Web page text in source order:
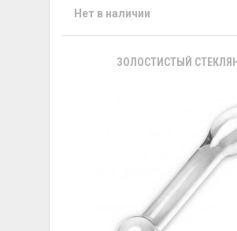
Нет в наличии
ЗОЛОСТИСТЫЙ